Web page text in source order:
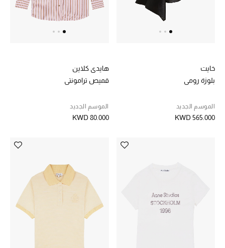
خايت
بلوزة رومي
الموسم الجديد
KWD 565.000
هايدي كلاين
قميص ترامونتي
الموسم الجديد
KWD 80.000